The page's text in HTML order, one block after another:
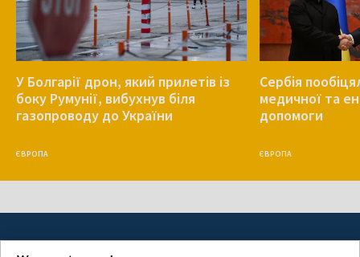
У Болгарії дрон, який прилетів із
боку Румунії, вибухнув біля
газопроводу до України
ЄВРОПА
Сербія
медичної та
допомоги
ЄВРОПА